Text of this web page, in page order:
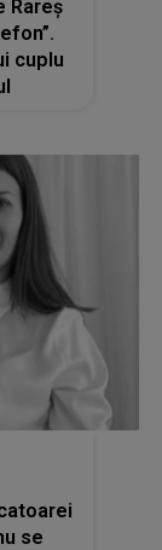
Rareș
cuplu
se